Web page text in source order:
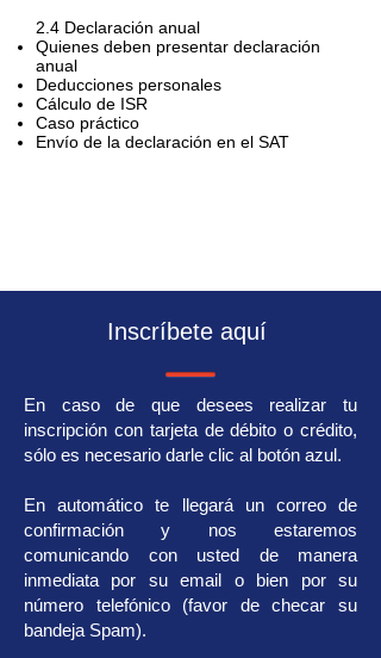
2.4 Declaración anual
Quienes deben presentar declaración
anual
Deducciones personales
Cálculo de ISR
Caso práctico
Envío de la declaración en el SAT
Inscríbete aquí
En caso de que desees realizar tu
inscripción con tarjeta de débito o crédito,
sólo es necesario darle clic al botón azul.
En automático te llegará un correo de
confirmación y nos estaremos
comunicando con usted de manera
inmediata por su email o bien por su
número telefónico (favor de checar su
bandeja Spam).